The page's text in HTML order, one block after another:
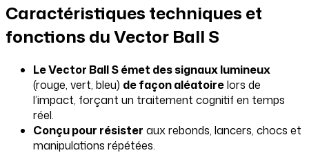
Caractéristiques techniques et
fonctions du Vector Ball S
Le Vector Ball S émet des signaux lumineux
(rouge, vert, bleu) de façon aléatoirelors de
l’impact, forçant un traitement cognitif en temps
réel.
Conçu pour résister aux rebonds, lancers, chocs et
manipulations répétées.